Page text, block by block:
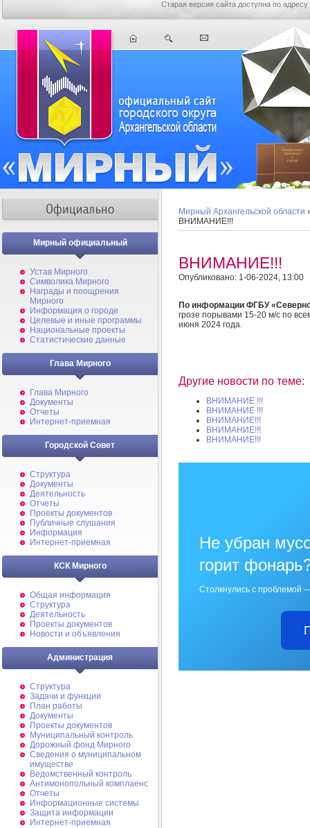
Старая версия сайта доступна по адресу
Мирный официальный
Устав Мирного
Символика Мирного
Награды и поощрения
Мирного
Информация о городе
Целевые и иные программы
Национальные проекты
Статистические данные
Глава Мирного
Глава Мирного
Документы
Отчеты
Интернет-приемная
Городской Совет
Структура
Документы
Деятельность
Отчеты
Проекты документов
Публичные слушания
Информация
Интернет-приемная
КСК Мирного
Общая информация
Структура
Деятельность
Проекты документов
Новости и объявления
Администрация
Структура
Задачи и функции
План работы
Документы
Проекты документов
Муниципальный контроль
Дорожный фонд Мирного
Cведения о муниципальном
имуществе
Ведомственный контроль
Антимонопольный комплаенс
Отчеты
Информационные системы
Защита информации
Интернет-приемная
Мирный Архангельской области
ВНИМАНИЕ!!!
ВНИМАНИЕ!!!
Опубликовано: 1-06-2024, 13:00
По информации ФГБУ
грозе порывами 15-20 м/с по
июня 2024 года.
Другие новости по теме:
ВНИМАНИЕ !!!
ВНИМАНИЕ !!!
ВНИМАНИЕ!!!
ВНИМАНИЕ!!!
ВНИМАНИЕ!!!
Не убран
горит
Столкнулись с проблемой